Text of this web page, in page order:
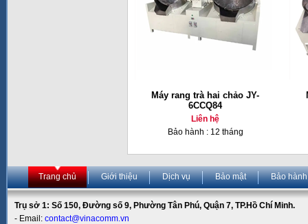
Máy rang trà hai chảo JY-
6CCQ84
Liên hệ
Bảo hành : 12 tháng
Trang chủ Giới thiệu Dịch vụ Bảo mật Bảo hành
Trụ sở 1: Số 150, Đường số 9, Phường Tân Phú, Quận 7, TP.Hồ Chí Minh.
- Email: contact@vinacomm.vn